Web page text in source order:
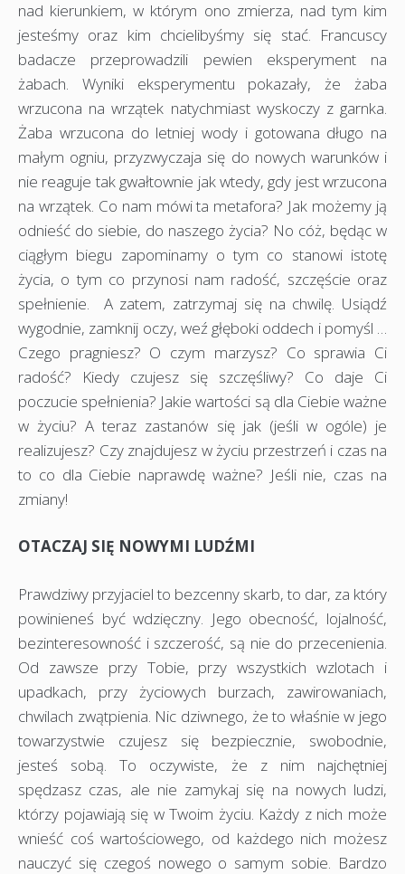
nad kierunkiem, w którym ono zmierza, nad tym kim
jesteśmy oraz kim chcielibyśmy się stać. Francuscy
badacze przeprowadzili pewien eksperyment na
żabach. Wyniki eksperymentu pokazały, że żaba
wrzucona na wrzątek natychmiast wyskoczy z garnka.
Żaba wrzucona do letniej wody i gotowana długo na
małym ogniu, przyzwyczaja się do nowych warunków i
nie reaguje tak gwałtownie jak wtedy, gdy jest wrzucona
na wrzątek. Co nam mówi ta metafora? Jak możemy ją
odnieść do siebie, do naszego życia? No cóż, będąc w
ciągłym biegu zapominamy o tym co stanowi istotę
życia, o tym co przynosi nam radość, szczęście oraz
spełnienie. A zatem, zatrzymaj się na chwilę. Usiądź
wygodnie, zamknij oczy, weź głęboki oddech i pomyśl …
Czego pragniesz? O czym marzysz? Co sprawia Ci
radość? Kiedy czujesz się szczęśliwy? Co daje Ci
poczucie spełnienia? Jakie wartości są dla Ciebie ważne
w życiu? A teraz zastanów się jak (jeśli w ogóle) je
realizujesz? Czy znajdujesz w życiu przestrzeń i czas na
to co dla Ciebie naprawdę ważne? Jeśli nie, czas na
zmiany!
OTACZAJ SIĘ NOWYMI LUDŹMI
Prawdziwy przyjaciel to bezcenny skarb, to dar, za który
powinieneś być wdzięczny. Jego obecność, lojalność,
bezinteresowność i szczerość, są nie do przecenienia.
Od zawsze przy Tobie, przy wszystkich wzlotach i
upadkach, przy życiowych burzach, zawirowaniach,
chwilach zwątpienia. Nic dziwnego, że to właśnie w jego
towarzystwie czujesz się bezpiecznie, swobodnie,
jesteś sobą. To oczywiste, że z nim najchętniej
spędzasz czas, ale nie zamykaj się na nowych ludzi,
którzy pojawiają się w Twoim życiu. Każdy z nich może
wnieść coś wartościowego, od każdego nich możesz
nauczyć się czegoś nowego o samym sobie. Bardzo